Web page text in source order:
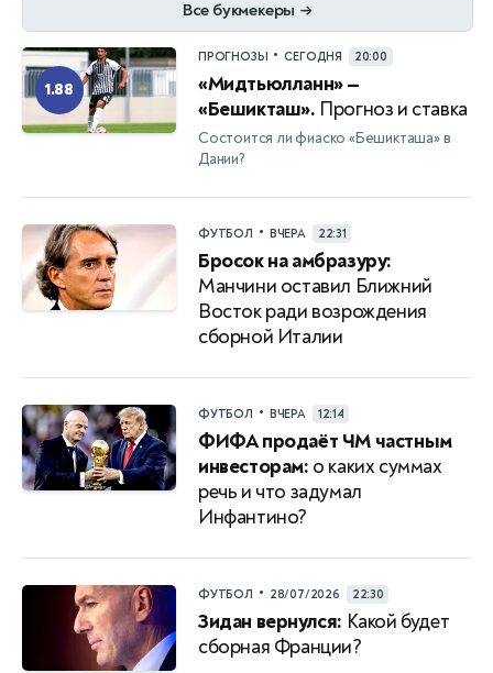
Все букмекеры →
1.88
ПРОГНОЗЫ • СЕГОДНЯ 20:00
«Мидтьюлланн» —
«Бешикташ». Прогноз и ставка
Состоится ли фиаско «Бешикташа» в
Дании?
ФУТБОЛ • ВЧЕРА 22:31
Бросок на амбразуру:
Манчини оставил Ближний
Восток ради возрождения
сборной Италии
ФУТБОЛ • ВЧЕРА 12:14
ФИФА продаёт ЧМ частным
инвесторам: о каких суммах
речь и что задумал
Инфантино?
ФУТБОЛ • 28/07/2026 22:30
Зидан вернулся: Какой будет
сборная Франции?